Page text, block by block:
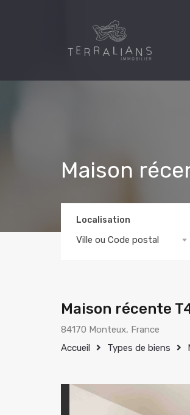
Maison
Localisation
Ville ou Code postal
Maison récente
84170 Monteux, France
Accueil
Types de biens